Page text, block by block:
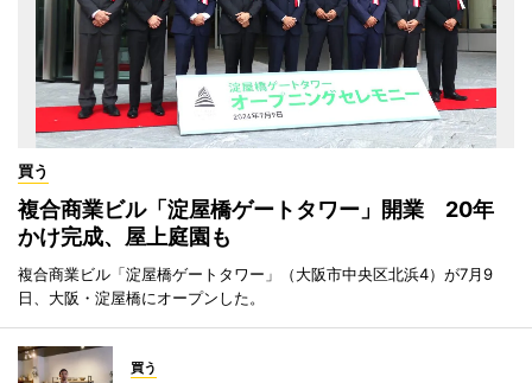
買う
複合商業ビル「淀屋橋ゲートタワー」開業 20年
かけ完成、屋上庭園も
複合商業ビル「淀屋橋ゲートタワー」（大阪市中央区北浜4）が7月9
日、大阪・淀屋橋にオープンした。
買う